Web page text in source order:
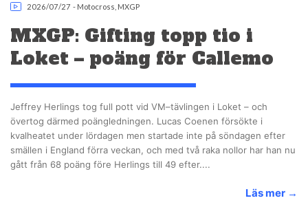
2026/07/27 - Motocross MXGP
MXGP: Gifting topp tio i
Loket – poäng för Callemo
Jeffrey Herlings tog full pott vid VM–tävlingen i Loket – och
övertog därmed poängledningen. Lucas Coenen försökte i
kvalheatet under lördagen men startade inte på söndagen efter
smällen i England förra veckan, och med två raka nollor har han nu
gått från 68 poäng före Herlings till 49 efter....
Läs mer →